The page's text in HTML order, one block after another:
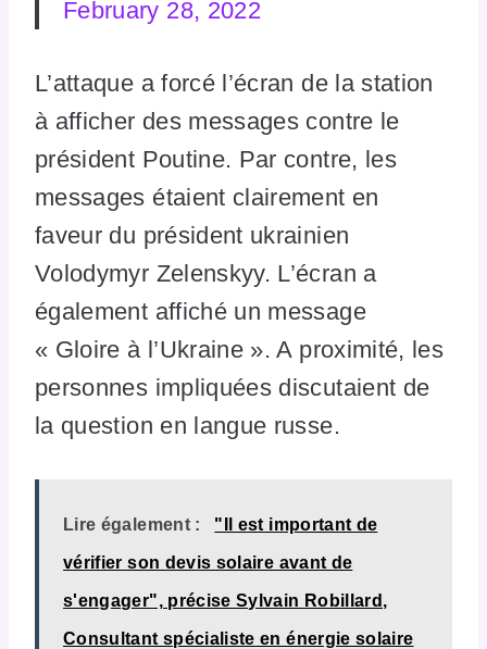
February 28, 2022
L’attaque a forcé l’écran de la station
à afficher des messages contre le
président Poutine. Par contre, les
messages étaient clairement en
faveur du président ukrainien
Volodymyr Zelenskyy. L’écran a
également affiché un message
« Gloire à l’Ukraine ». A proximité, les
personnes impliquées discutaient de
la question en langue russe.
Lire également : "Il est important de
vérifier son devis solaire avant de
s'engager", précise Sylvain Robillard,
Consultant spécialiste en énergie solaire